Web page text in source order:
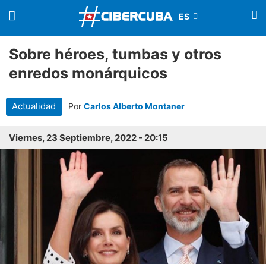
Sobre héroes, tumbas y otros
enredos monárquicos
Actualidad Por Carlos Alberto Montaner
Viernes, 23 Septiembre, 2022 - 20:15